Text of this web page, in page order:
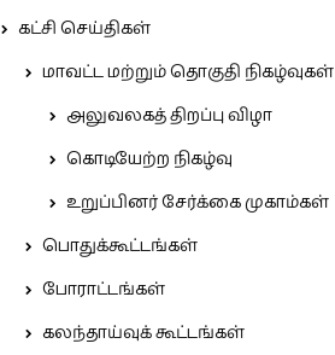
கட்சி செய்திகள்
மாவட்ட மற்றும் தொகுதி நிகழ்வுகள்
அலுவலகத் திறப்பு விழா
கொடியேற்ற நிகழ்வு
உறுப்பினர் சேர்க்கை முகாம்கள்
பொதுக்கூட்டங்கள்
போராட்டங்கள்
கலந்தாய்வுக் கூட்டங்கள்